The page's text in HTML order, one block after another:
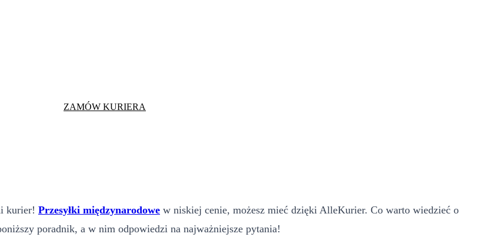
ZAMÓW KURIERA
kurier! Przesyłki międzynarodowe w niskiej cenie, możesz mieć dzięki AlleKurier. Co warto wiedzieć o
poradnik, a w nim odpowiedzi na najważniejsze pytania!